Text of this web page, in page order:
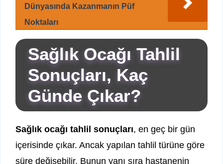
Dünyasında Kazanmanın Püf
Noktaları
Sağlık Ocağı Tahlil
Sonuçları, Kaç
Günde Çıkar?
Sağlık ocağı tahlil sonuçları, en geç bir gün
içerisinde çıkar. Ancak yapılan tahlil türüne göre
süre değişebilir. Bunun yanı sıra hastanenin